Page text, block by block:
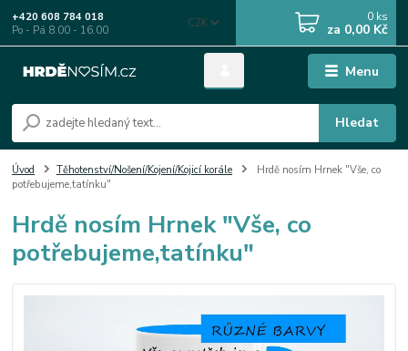
Menu
CZK
Hledat
+420 608 784 018
Po - Pá 8.00 - 16.00
0 ks
za 0,00 Kč
Úvod Těhotenství/Nošení/Kojení/Kojicí korále
Hrdě nosím Hrnek "Vše, co
potřebujeme,tatínku"
Hrdě nosím Hrnek "Vše, co
potřebujeme,tatínku"